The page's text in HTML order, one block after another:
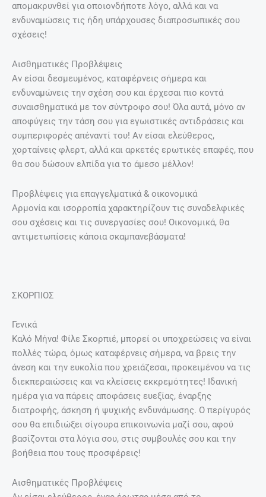
απομακρυνθεί για οποιονδήποτε λόγο, αλλά και να
ενδυναμώσεις τις ήδη υπάρχουσες διαπροσωπικές σου
σχέσεις!
Αισθηματικές Προβλέψεις
Αν είσαι δεσμευμένος, καταφέρνεις σήμερα και
ενδυναμώνεις την σχέση σου και έρχεσαι πιο κοντά
συναισθηματικά με τον σύντροφο σου! Όλα αυτά, μόνο αν
αποφύγεις την τάση σου για εγωιστικές αντιδράσεις και
συμπεριφορές απέναντί του! Αν είσαι ελεύθερος,
χορταίνεις φλερτ, αλλά και αρκετές ερωτικές επαφές, που
θα σου δώσουν ελπίδα για το άμεσο μέλλον!
Προβλέψεις για επαγγελματικά & οικονομικά
Αρμονία και ισορροπία χαρακτηρίζουν τις συναδελφικές
σου σχέσεις και τις συνεργασίες σου! Οικονομικά, θα
αντιμετωπίσεις κάποια σκαμπανεβάσματα!
ΣΚΟΡΠΙΟΣ
Γενικά
Καλό Μήνα! Φίλε Σκορπιέ, μπορεί οι υποχρεώσεις να είναι
πολλές τώρα, όμως καταφέρνεις σήμερα, να βρεις την
άνεση και την ευκολία που χρειάζεσαι, προκειμένου να τις
διεκπεραιώσεις και να κλείσεις εκκρεμότητες! Ιδανική
ημέρα για να πάρεις αποφάσεις ευεξίας, έναρξης
διατροφής, άσκηση ή ψυχικής ενδυνάμωσης. Ο περίγυρός
σου θα επιδιώξει σίγουρα επικοινωνία μαζί σου, αφού
βασίζονται στα λόγια σου, στις συμβουλές σου και την
βοήθεια που τους προσφέρεις!
Αισθηματικές Προβλέψεις